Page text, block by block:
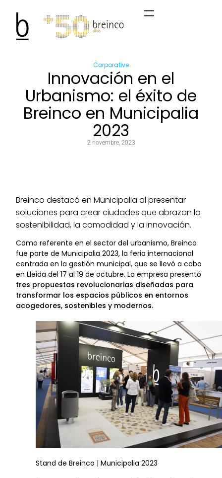
Corporative
Innovación en el
Urbanismo: el éxito de
Breinco en Municipalia
2023
2 novembre, 2023
Breinco destacó en Municipalia al presentar
soluciones para crear ciudades que abrazan la
sostenibilidad, la comodidad y la innovación.
Como referente en el sector del urbanismo, Breinco
fue parte de Municipalia 2023, la feria internacional
centrada en la gestión municipal, que se llevó a cabo
en Lleida del 17 al 19 de octubre. La empresa presentó
tres propuestas revolucionarias diseñadas para
transformar los espacios públicos en entornos
acogedores, sostenibles y modernos.
Stand de Breinco | Municipalia 2023